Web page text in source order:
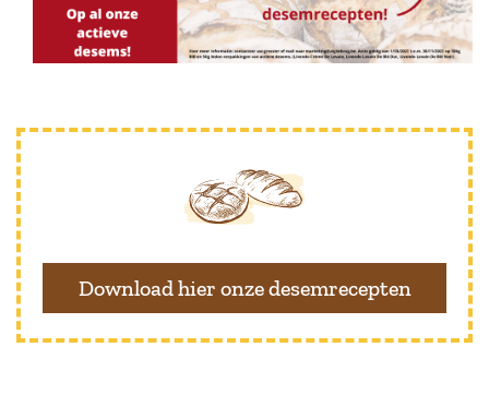
Download hier onze desemrecepten